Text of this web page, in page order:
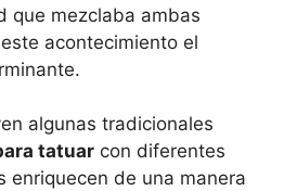
que mezclaba ambas
acontecimiento el
algunas tradicionales
tatuar con diferentes
enriquecen de una manera